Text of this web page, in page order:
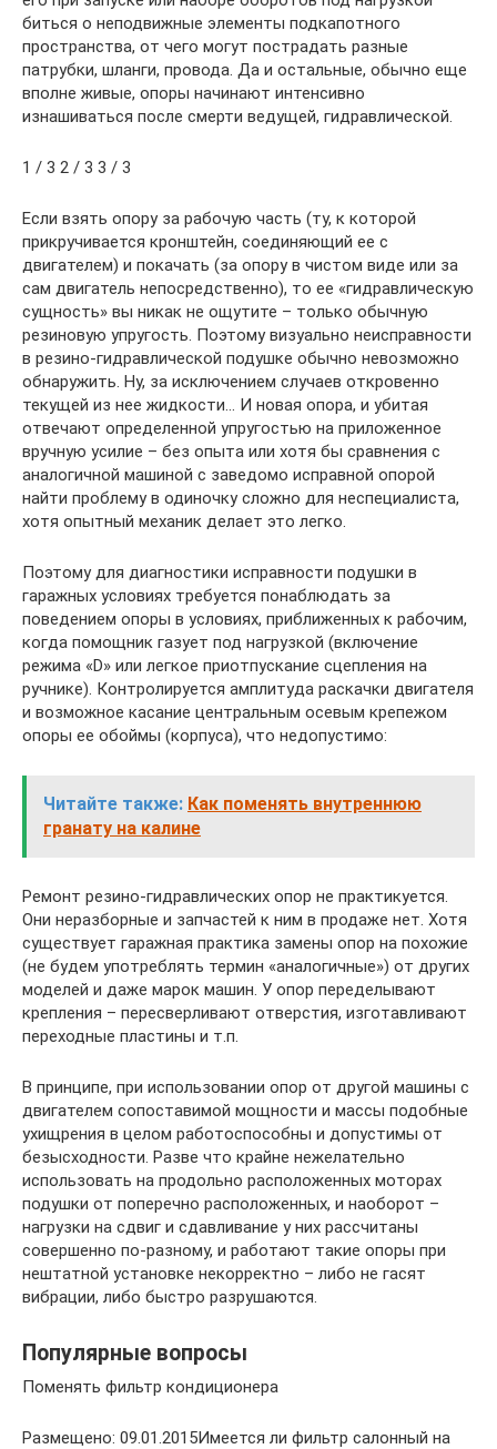
биться о неподвижные элементы подкапотного
пространства, от чего могут пострадать разные
патрубки, шланги, провода. Да и остальные, обычно еще
вполне живые, опоры начинают интенсивно
изнашиваться после смерти ведущей, гидравлической.
1 / 3 2 / 3 3 / 3
Если взять опору за рабочую часть (ту, к которой
прикручивается кронштейн, соединяющий ее с
двигателем) и покачать (за опору в чистом виде или за
сам двигатель непосредственно), то ее «гидравлическую
сущность» вы никак не ощутите – только обычную
резиновую упругость. Поэтому визуально неисправности
в резино-гидравлической подушке обычно невозможно
обнаружить. Ну, за исключением случаев откровенно
текущей из нее жидкости… И новая опора, и убитая
отвечают определенной упругостью на приложенное
вручную усилие – без опыта или хотя бы сравнения с
аналогичной машиной с заведомо исправной опорой
найти проблему в одиночку сложно для неспециалиста,
хотя опытный механик делает это легко.
Поэтому для диагностики исправности подушки в
гаражных условиях требуется понаблюдать за
поведением опоры в условиях, приближенных к рабочим,
когда помощник газует под нагрузкой (включение
режима «D» или легкое приотпускание сцепления на
ручнике). Контролируется амплитуда раскачки двигателя
и возможное касание центральным осевым крепежом
опоры ее обоймы (корпуса), что недопустимо:
Читайте также: Как поменять внутреннюю
гранату на калине
Ремонт резино-гидравлических опор не практикуется.
Они неразборные и запчастей к ним в продаже нет. Хотя
существует гаражная практика замены опор на похожие
(не будем употреблять термин «аналогичные») от других
моделей и даже марок машин. У опор переделывают
крепления – пересверливают отверстия, изготавливают
переходные пластины и т.п.
В принципе, при использовании опор от другой машины с
двигателем сопоставимой мощности и массы подобные
ухищрения в целом работоспособны и допустимы от
безысходности. Разве что крайне нежелательно
использовать на продольно расположенных моторах
подушки от поперечно расположенных, и наоборот –
нагрузки на сдвиг и сдавливание у них рассчитаны
совершенно по-разному, и работают такие опоры при
нештатной установке некорректно – либо не гасят
вибрации, либо быстро разрушаются.
Популярные вопросы
Поменять фильтр кондиционера
Размещено: 09.01.2015Имеется ли фильтр салонный на